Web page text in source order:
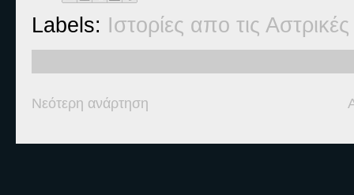
Labels: Ιστορίες απο τις
Νεότερη ανάρτηση